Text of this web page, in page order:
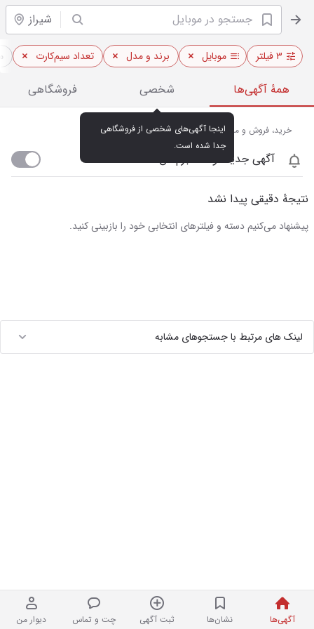
شیراز
آگهی‌ها نشان‌ها ثبت آگهی چت و تماس دیوار من
۳ فیلتر موبایل برند و مدل تعداد سیم‌کارت
همهٔ آگهی‌ها شخصی فروشگاهی
جدا شده است.
خرید، فروش و مشاهده قیمت روز موبایل در شیراز
آگهی جدید اومد خبرم کن
نتیجهٔ دقیقی پیدا نشد
پیشنهاد می‌کنیم دسته و فیلترهای انتخابی خود را بازبینی کنید.
لینک های مرتبط با جستجوهای مشابه